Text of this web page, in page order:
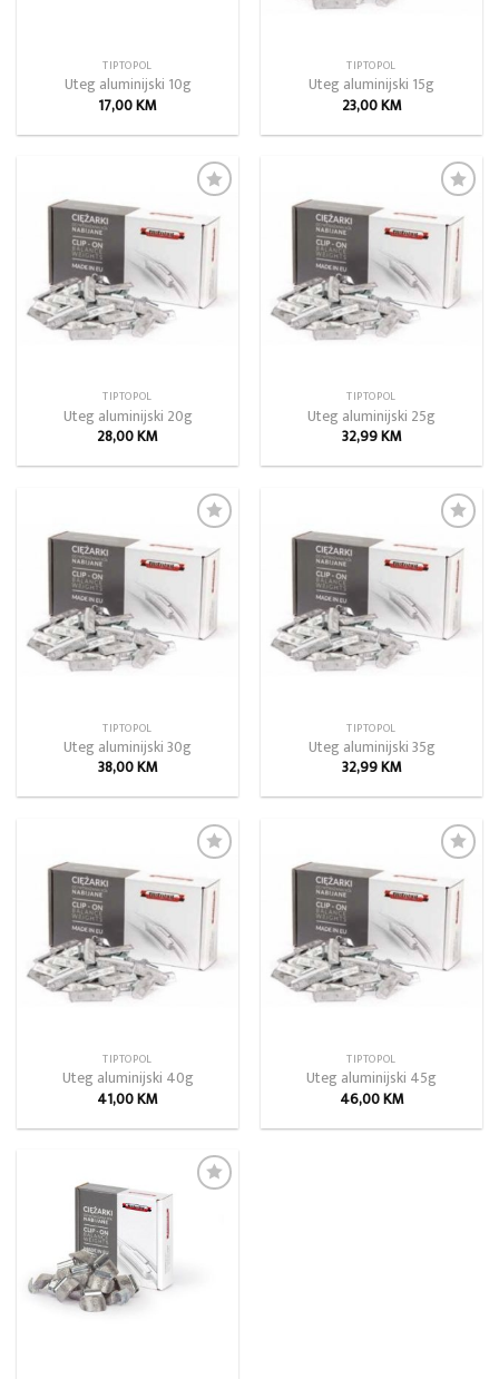
TIPTOPOL
Uteg aluminijski 10g
17,00KM
TIPTOPOL
Uteg aluminijski 15g
23,00KM
Add to
wishlist
TIPTOPOL
Uteg aluminijski 20g
28,00KM
Add to
wishlist
TIPTOPOL
Uteg aluminijski 25g
32,99KM
Add to
wishlist
TIPTOPOL
Uteg aluminijski 30g
38,00KM
Add to
wishlist
TIPTOPOL
Uteg aluminijski 35g
32,99KM
Add to
wishlist
TIPTOPOL
Uteg aluminijski 40g
41,00KM
Add to
wishlist
TIPTOPOL
Uteg aluminijski 45g
46,00KM